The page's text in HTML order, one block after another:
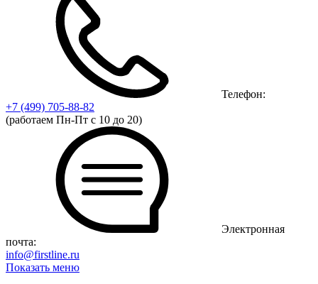
Телефон:
+7 (499) 705-88-82
(работаем Пн-Пт с 10 до 20)
Электронная
почта:
info@firstline.ru
Показать меню